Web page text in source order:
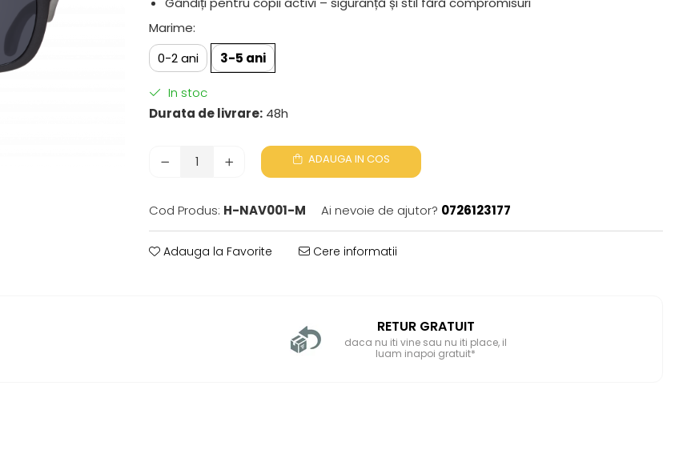
Marime:
0-2 ani
3-5 ani
In stoc
Durata de livrare: 48h
ADAUGA IN COS
Cod Produs: H-NAV001-M Ai nevoie de ajutor? 0726123177
Adauga la Favorite Cere informatii
RETUR GRATUIT
daca nu iti vine sau nu iti place, il
luam inapoi gratuit*